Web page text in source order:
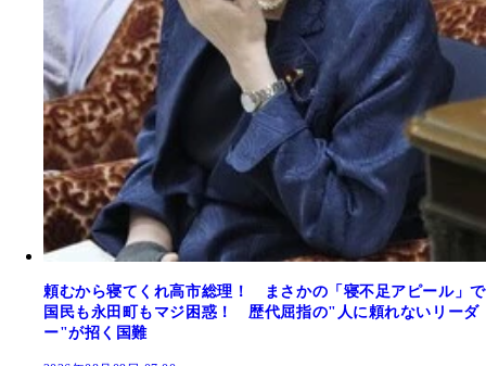
頼むから寝てくれ高市総理！ まさかの「寝不足アピール」で
国民も永田町もマジ困惑！ 歴代屈指の"人に頼れないリーダ
ー"が招く国難